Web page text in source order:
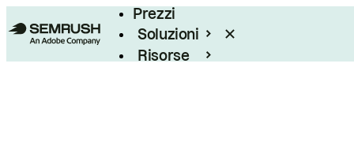
Prezzi
Soluzioni
Risorse